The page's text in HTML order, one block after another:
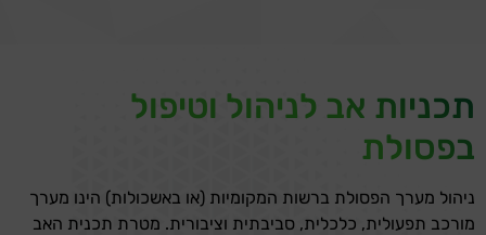
תכניות אב לניהול וטיפול
בפסולת
ניהול מערך הפסולת ברשות המקומיות (או באשכולות) הינו מערך
מורכב תפעולית, כלכלית, סביבתית וציבורית. מטרת תכנית האב